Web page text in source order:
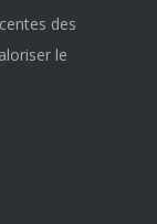
des
le